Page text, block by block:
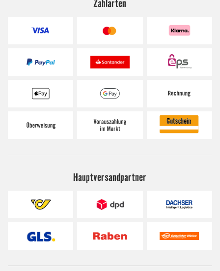
Zahlarten
Hauptversandpartner